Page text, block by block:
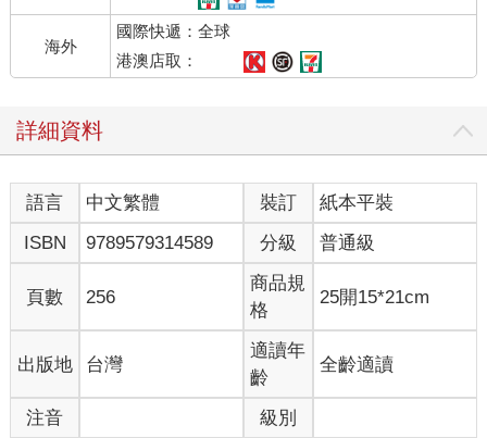
的段落，他嚥下口水的地方，他流淚時所說到的句子，幾乎都在
同樣的落拍，像是一首唱不盡的歌曲，而他可以反覆的誦唱，反
覆的迴旋。
程，甚至時間日期，都像是第一次說，彷彿他從來沒有跟你說過
一樣。
這個過程裡，我相信你會是很努力的那個人，「努力地」想要改
變他的心情，「努力地」要幫他改善生活經驗，「努力地」要他
換個角度思考，或是「努力地」要他不要絕望，再度擁抱這世界
然後，你會知道，沒有起任何用處，也無法獲得對方任何的回
應。甚至有時候，當你給予這些回應，不論是同理，還是安慰，
或是到想要引導對方思考其他的人生面向時，他完全無動於衷，
就像是沒有聽到你的聲音一般，任由你的回應淹沒在他的述說聲
量中。
海外
國際快遞：全球
港澳店取：
詳細資料
語言 中文繁體 裝訂
紙本平裝
ISBN
9789579314589 分級 普通級
頁數 256
商品規
格
25開15*21cm
出版地 台灣
適讀年
齡
全齡適讀
注音 級別